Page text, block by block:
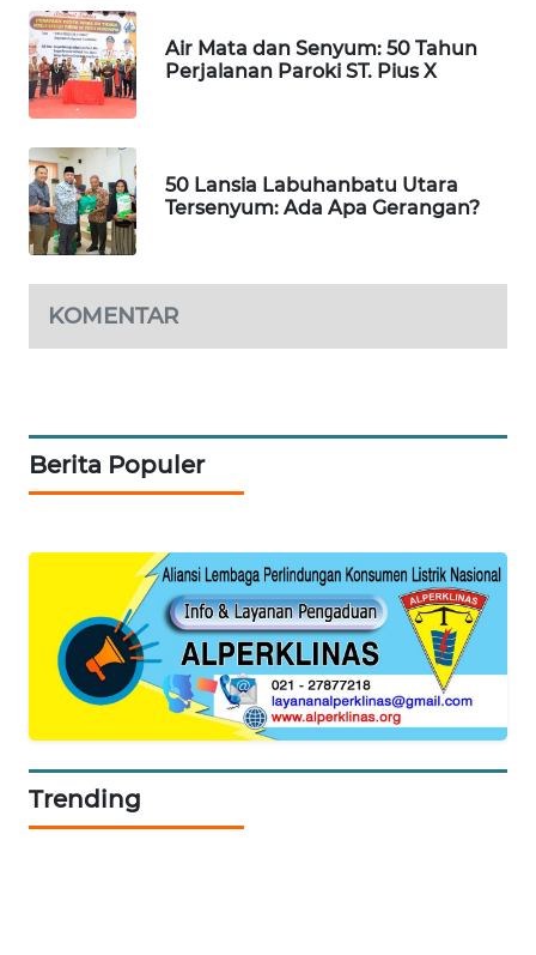
Air Mata dan Senyum: 50 Tahun
Perjalanan Paroki ST. Pius X
50 Lansia Labuhanbatu Utara
Tersenyum: Ada Apa Gerangan?
KOMENTAR
Berita Populer
Trending
BERKAT
NEWS
NEWS
ANUGERAH
NEWS
AKHLAK
NEWS
SONYA